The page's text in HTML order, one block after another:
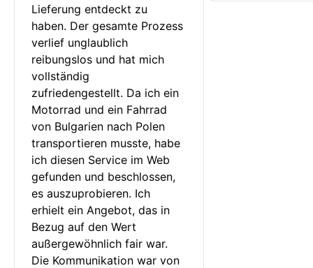
Lieferung entdeckt zu
haben. Der gesamte Prozess
verlief unglaublich
reibungslos und hat mich
vollständig
zufriedengestellt. Da ich ein
Motorrad und ein Fahrrad
von Bulgarien nach Polen
transportieren musste, habe
ich diesen Service im Web
gefunden und beschlossen,
es auszuprobieren. Ich
erhielt ein Angebot, das in
Bezug auf den Wert
außergewöhnlich fair war.
Die Kommunikation war von